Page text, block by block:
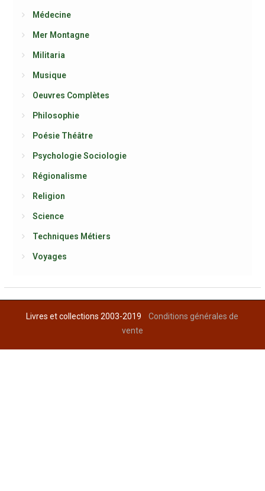
Médecine
Mer Montagne
Militaria
Musique
Oeuvres Complètes
Philosophie
Poésie Théâtre
Psychologie Sociologie
Régionalisme
Religion
Science
Techniques Métiers
Voyages
Livres et collections 2003-2019Conditions générales de
vente